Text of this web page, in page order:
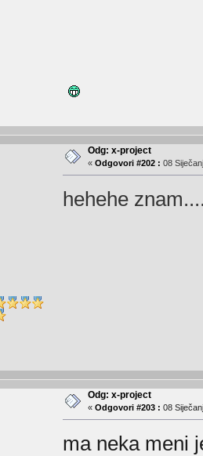
Odg: x-project
« Odgovori #202 : 08
hehehe
Odg: x-project
« Odgovori #203 : 08
ma neka meni